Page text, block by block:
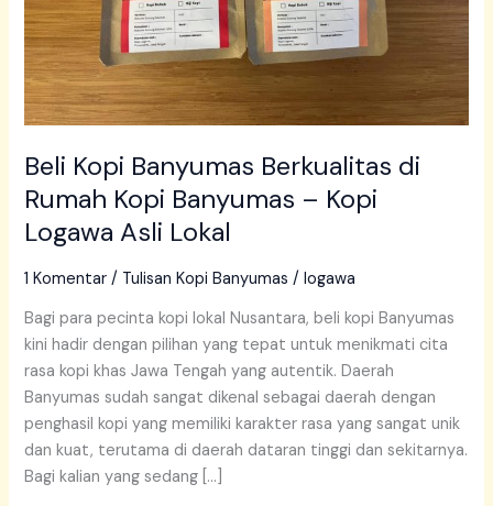
Beli Kopi Banyumas Berkualitas di
Rumah Kopi Banyumas – Kopi
Logawa Asli Lokal
1 Komentar / Tulisan Kopi Banyumas /logawa
Bagi para pecinta kopi lokal Nusantara, beli kopi Banyumas
kini hadir dengan pilihan yang tepat untuk menikmati cita
rasa kopi khas Jawa Tengah yang autentik. Daerah
Banyumas sudah sangat dikenal sebagai daerah dengan
penghasil kopi yang memiliki karakter rasa yang sangat unik
dan kuat, terutama di daerah dataran tinggi dan sekitarnya.
Bagi kalian yang sedang […]
–
Kopi
Logawa
Asli
Lokal